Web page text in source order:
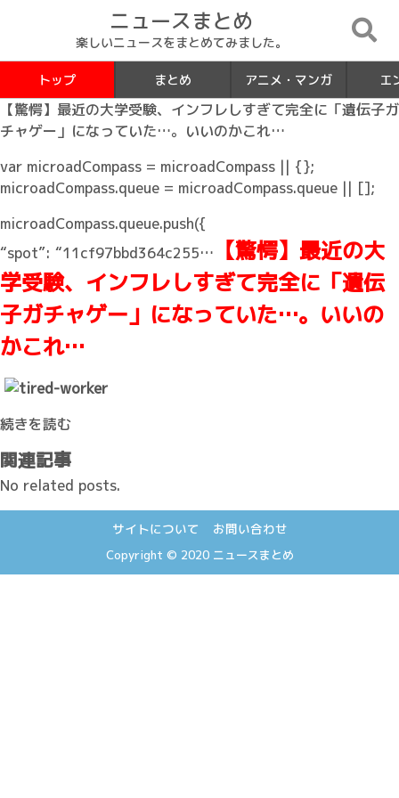
ニュースまとめ
楽しいニュースをまとめてみました。
トップ まとめ アニメ・マンガ エ
【驚愕】最近の大学受験、インフレしすぎて完全に「遺伝子ガ
チャゲー」になっていた…。いいのかこれ…
var microadCompass = microadCompass || {};
microadCompass.queue = microadCompass.queue || [];
microadCompass.queue.push({
“spot”: “11cf97bbd364c255…
【驚愕】最近の大
学受験、インフレしすぎて完全に「遺伝
子ガチャゲー」になっていた…。いいの
かこれ…
続きを読む
関連記事
No related posts.
サイトについて お問い合わせ
Copyright © 2020 ニュースまとめ